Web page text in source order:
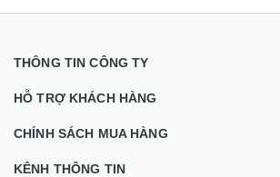
THÔNG TIN CÔNG TY
HỖ TRỢ KHÁCH HÀNG
CHÍNH SÁCH MUA HÀNG
KÊNH THÔNG TIN